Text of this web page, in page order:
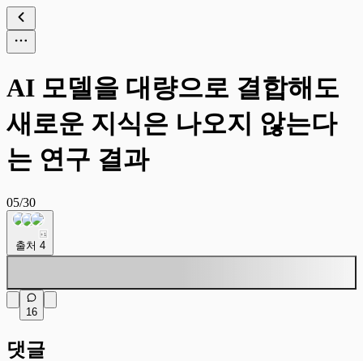
AI 모델을 대량으로 결합해도
새로운 지식은 나오지 않는다
는 연구 결과
05/30
+1
출처 4
16
댓글